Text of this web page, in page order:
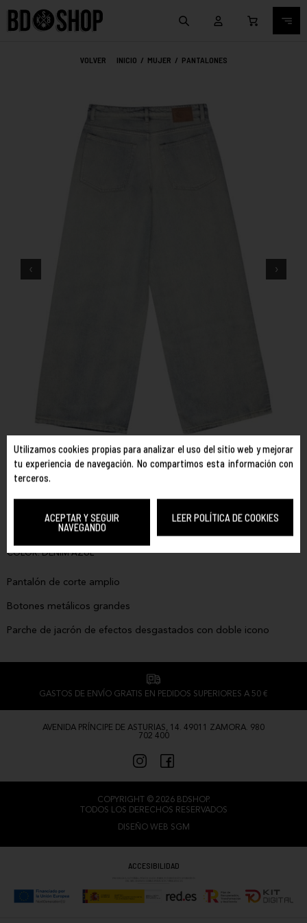
Utilizamos cookies propias para analizar el uso del sitio web y mejorar
tu experiencia de navegación. No compartimos esta información con
terceros.
ACEPTAR Y SEGUIR
NAVEGANDO
LEER POLÍTICA DE COOKIES
VOLVER INICIO / MUJER / PANTALONES
‹ ›
365 WIDE LEG W
ELEMENT REF. ELJDP00114
28
COLOR:DENIM AZUL
Pantalón de corte amplio
Botones metálicos grandes
Parche de jacrón de efectos desgastados con doble icono
GASTOS DE ENVÍO GRATIS EN PEDIDOS SUPERIORES A 50 €
AVENIDA PRÍNCIPE DE ASTURIAS, 14. 49011 ZAMORA. 980
702 400
COPYRIGHT © 2026 BDSHOP.
TODOS LOS DERECHOS RESERVADOS
DISEÑO WEB SGM
ACCESIBILIDAD